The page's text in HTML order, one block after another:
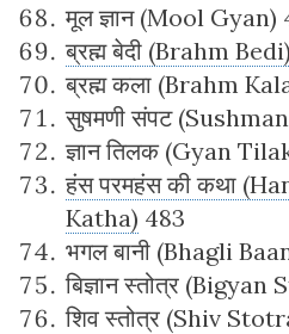
मूल ज्ञान (Mool Gyan)
ब्रह्म बेदी (Brahm
ब्रह्म कला (Brahm
सुषमणी संपट
ज्ञान तिलक (Gyan
हंस परमहंस की कथा
Katha) 483
भगल बानी (Bhagli
बिज्ञान स्तोत्र
शिव स्तोत्र (Shiv